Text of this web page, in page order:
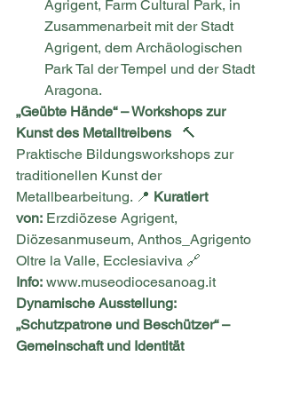
Agrigent, Farm Cultural Park, in
Zusammenarbeit mit der Stadt
Agrigent, dem Archäologischen
Park Tal der Tempel und der Stadt
Aragona.
„Geübte Hände“ – Workshops zur
Kunst des Metalltreibens 🔨
Praktische Bildungsworkshops zur
traditionellen Kunst der
Metallbearbeitung. 📍 Kuratiert
von: Erzdiözese Agrigent,
Diözesanmuseum, Anthos_Agrigento
Oltre la Valle, Ecclesiaviva 🔗
Info: www.museodiocesanoag.it
Dynamische Ausstellung:
„Schutzpatrone und Beschützer“ –
Gemeinschaft und Identität